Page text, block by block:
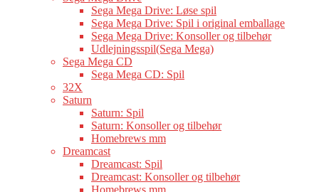
Sega Mega Drive: Løse spil
Sega Mega Drive: Spil i original emballage
Sega Mega Drive: Konsoller og tilbehør
Udlejningsspil(Sega Mega)
Sega Mega CD
Sega Mega CD: Spil
32X
Saturn
Saturn: Spil
Saturn: Konsoller og tilbehør
Homebrews mm
Dreamcast
Dreamcast: Spil
Dreamcast: Konsoller og tilbehør